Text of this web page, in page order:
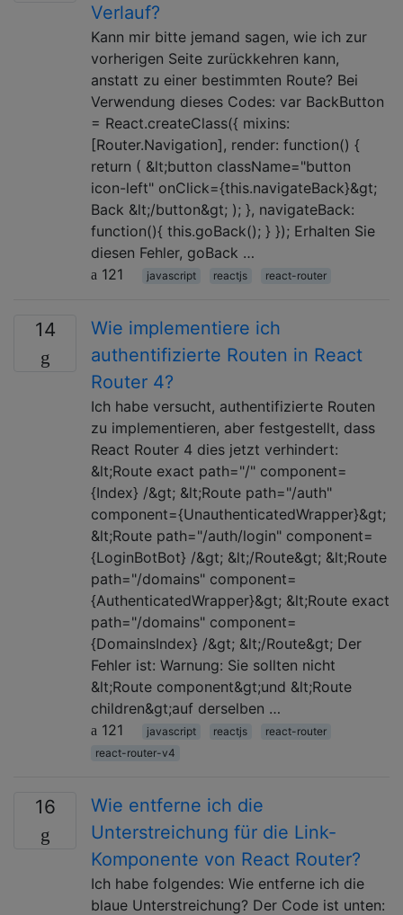
Verlauf?
Kann mir bitte jemand sagen, wie ich zur
vorherigen Seite zurückkehren kann,
anstatt zu einer bestimmten Route? Bei
Verwendung dieses Codes: var BackButton
= React.createClass({ mixins:
[Router.Navigation], render: function() {
return ( &lt;button className="button
icon-left" onClick={this.navigateBack}&gt;
Back &lt;/button&gt; ); }, navigateBack:
function(){ this.goBack(); } }); Erhalten Sie
diesen Fehler, goBack …
121
javascript reactjs react-router
14
Wie implementiere ich
authentifizierte Routen in React
Router 4?
Ich habe versucht, authentifizierte Routen
zu implementieren, aber festgestellt, dass
React Router 4 dies jetzt verhindert:
&lt;Route exact path="/" component=
{Index} /&gt; &lt;Route path="/auth"
component={UnauthenticatedWrapper}&gt;
&lt;Route path="/auth/login" component=
{LoginBotBot} /&gt; &lt;/Route&gt; &lt;Route
path="/domains" component=
{AuthenticatedWrapper}&gt; &lt;Route exact
path="/domains" component=
{DomainsIndex} /&gt; &lt;/Route&gt; Der
Fehler ist: Warnung: Sie sollten nicht
&lt;Route component&gt;und &lt;Route
children&gt;auf derselben …
121
javascript reactjs
react-router
react-router-v4
16
Wie entferne ich die
Unterstreichung für die Link-
Komponente von React Router?
Ich habe folgendes: Wie entferne ich die
blaue Unterstreichung? Der Code ist unten: